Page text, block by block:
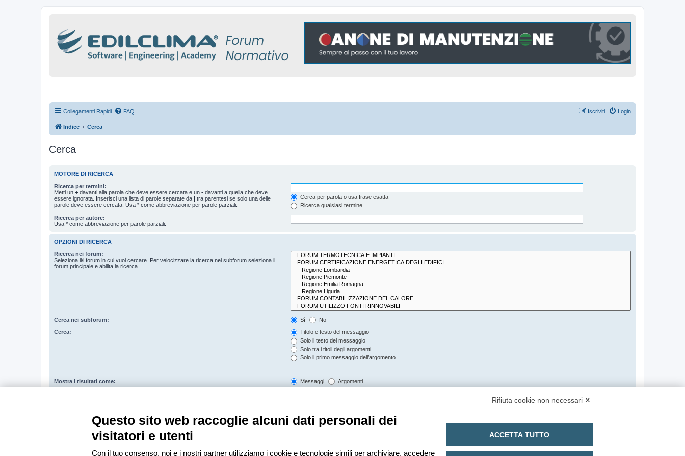
Collegamenti Rapidi FAQ Login
Iscriviti
Indice Cerca
Cerca
MOTORE DI RICERCA
Ricerca per termini:
Metti un + davanti alla parola che deve essere cercata e un - davanti a quella che deve
essere ignorata. Inserisci una lista di parole separate da | tra parentesi se solo una delle
parole deve essere cercata. Usa * come abbreviazione per parole parziali.
Cerca per parola o usa frase esatta
Ricerca qualsiasi termine
Ricerca per autore:
Usa * come abbreviazione per parole parziali.
OPZIONI DI RICERCA
Ricerca nei forum:
Seleziona il/i forum in cui vuoi cercare. Per velocizzare la ricerca nei subforum seleziona il
forum principale e abilita la ricerca.
Cerca nei subforum: Sì No
Cerca:
Titolo e testo del messaggio
Solo il testo del messaggio
Solo tra i titoli degli argomenti
Solo il primo messaggio dell’argomento
Mostra i risultati come: Messaggi Argomenti
Restituisci i primi:
Imposta su 0 per visualizzare l’intero messaggio.
Caratteri dei messaggi
Rifiuta cookie non necessari ✕
Questo sito web raccoglie alcuni dati personali dei
visitatori e utenti
Con il tuo consenso, noi e i nostri partner utilizziamo i cookie e tecnologie simili per archiviare, accedere
ACCETTA TUTTO